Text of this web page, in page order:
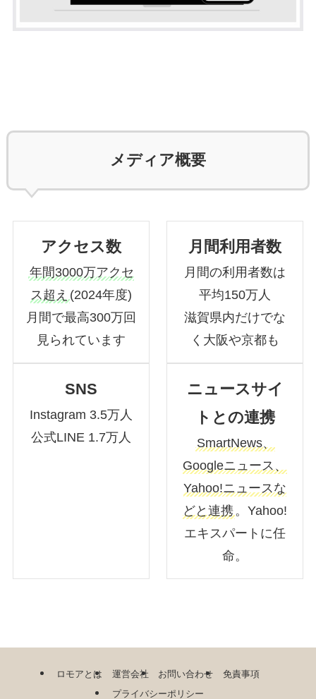
メディア概要
アクセス数
年間3000万アクセ
ス超え (2024年度)
月間で最高300万回
見られています
月間利用者数
月間の利用者数は
平均150万人
滋賀県内だけでな
く大阪や京都も
SNS
Instagram 3.5万人
公式LINE 1.7万人
ニュースサイ
トとの連携
SmartNews、
Googleニュース、
Yahoo!ニュースな
どと連携。Yahoo!
エキスパートに任
命。
ロモアとは 運営会社 お問い合わせ
免責事項
プライバシーポリシー